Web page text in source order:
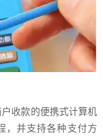
收款的便携式计算机
，并支持各种支付方